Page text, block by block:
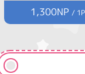
1,300NP /